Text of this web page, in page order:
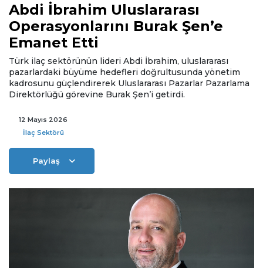
Abdi İbrahim Uluslararası
Operasyonlarını Burak Şen’e
Emanet Etti
Türk ilaç sektörünün lideri Abdi İbrahim, uluslararası
pazarlardaki büyüme hedefleri doğrultusunda yönetim
kadrosunu güçlendirerek Uluslararası Pazarlar Pazarlama
Direktörlüğü görevine Burak Şen’i getirdi.
12 Mayıs 2026
İlaç Sektörü
Paylaş